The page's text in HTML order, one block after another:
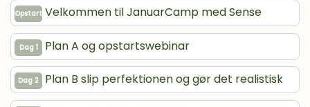
Opstart Velkommen til JanuarCamp med Sense
Dag 1 Plan A og opstartswebinar
Dag 2 Plan B slip perfektionen og gør det realistisk